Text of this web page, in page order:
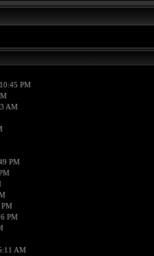
PM
AM
PM
PM
AM